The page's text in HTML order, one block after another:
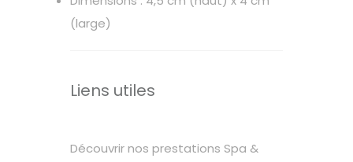
(large)
Liens utiles
Découvrir nos prestations Spa &